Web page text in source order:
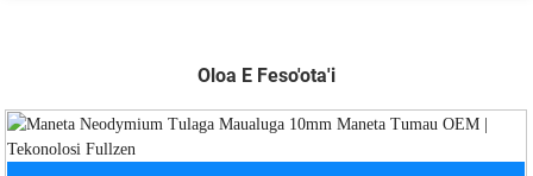
Oloa E Feso'ota'i